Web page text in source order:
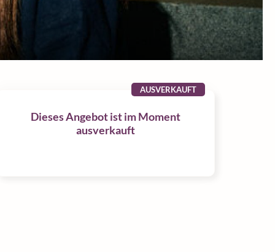
AUSVERKAUFT
Dieses Angebot ist im Moment
ausverkauft